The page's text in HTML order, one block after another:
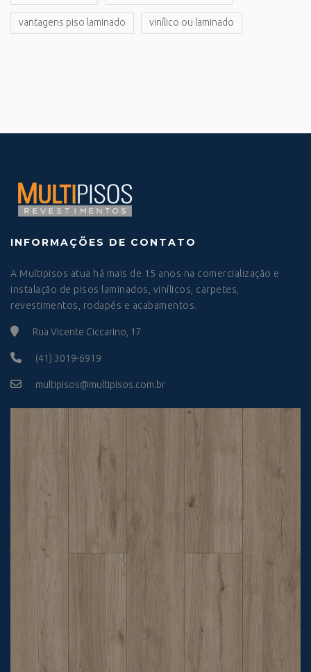
vantagens piso laminado vinílico ou laminado
INFORMAÇÕES DE CONTATO
A Multipisos atua há mais de 15 anos na comercialização e
instalação de pisos laminados, vinílicos, carpetes,
revestimentos, rodapés e acabamentos.
Rua Vicente Ciccarino, 17
(41) 3019-6919
multipisos@multipisos.com.br